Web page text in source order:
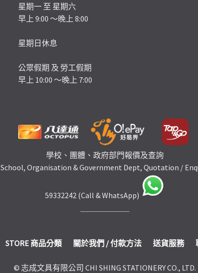
星期一 至 星期六
早上 9:00 ～晚上 8:00
星期日休息
公眾假期 及 勞工假期
早上 10:00 ～晚上 7:00
學校、團體、政府部門報價及查詢
School, Organisation & Government Dept, Quotation /
59332242 (Call & WhatsApp)
STORE 商品分類 關於我們 / 付款方法 送貨服務
© 志成文具有限公司 CHI SHING STATIONERY CO., LTD.